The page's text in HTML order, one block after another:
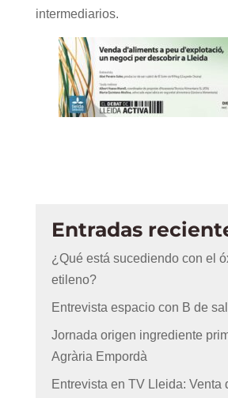
intermediarios.
Entradas
¿Qué está sucediendo con el
etileno?
Entrevista espacio con B de
Jornada origen ingrediente
Agrària Empordà
Entrevista en TV Lleida: Venta